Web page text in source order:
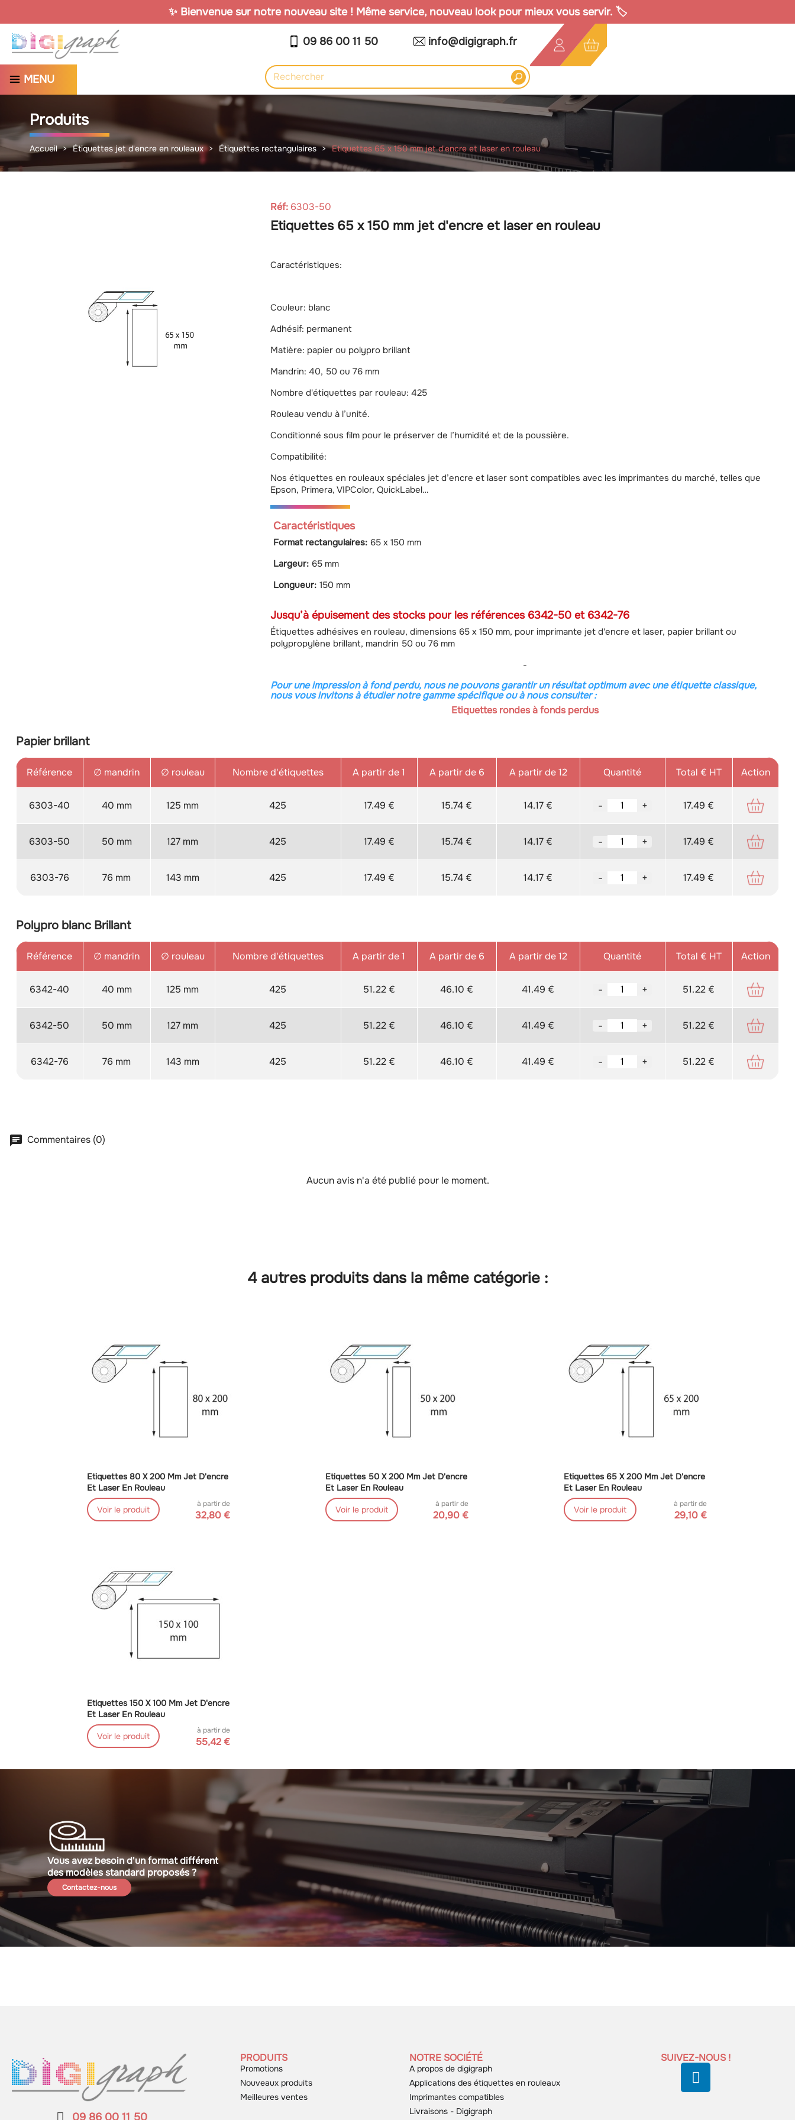
✨ Bienvenue sur notre nouveau site ! Même service, nouveau look pour mieux vous servir. 🏷️
MENU
09 86 00 11 50 info@digigraph.fr
Produits
Accueil Étiquettes jet d'encre en rouleaux Étiquettes rectangulaires Etiquettes 65 x 150 mm jet d'encre et laser en rouleau
Réf: 6303-50
Etiquettes 65 x 150 mm jet d'encre et laser en rouleau
Caractéristiques:
Couleur: blanc
Adhésif: permanent
Matière: papier ou polypro brillant
Mandrin: 40, 50 ou 76 mm
Nombre d'étiquettes par rouleau: 425
Rouleau vendu à l’unité.
Conditionné sous film pour le préserver de l’humidité et de la poussière.
Compatibilité:
Nos étiquettes en rouleaux spéciales jet d’encre et laser sont compatibles avec les imprimantes du marché, telles que
Epson, Primera, VIPColor, QuickLabel…
Caractéristiques
Format rectangulaires: 65 x 150 mm
Largeur: 65 mm
Longueur: 150 mm
Jusqu’à épuisement des stocks pour les références 6342-50 et 6342-76
Étiquettes adhésives en rouleau, dimensions 65 x 150 mm, pour imprimante jet d'encre et laser, papier brillant ou
polypropylène brillant, mandrin 50 ou 76 mm
-
Pour une impression à fond perdu, nous ne pouvons garantir un résultat optimum avec une étiquette classique,
nous vous invitons à étudier notre gamme spécifique ou à nous consulter :
Etiquettes rondes à fonds perdus
Papier brillant
Référence ∅ mandrin ∅ rouleau Nombre d'étiquettes A partir de 1 A partir de 6 A partir de 12 Quantité Total € HT Action
6303-40 40 mm 125 mm 425 17.49 € 15.74 € 14.17 € - + 17.49 €
6303-50 50 mm 127 mm 425 17.49 € 15.74 € 14.17 € - + 17.49 €
6303-76 76 mm 143 mm 425 17.49 € 15.74 € 14.17 € - + 17.49 €
Polypro blanc Brillant
Référence ∅ mandrin ∅ rouleau Nombre d'étiquettes A partir de 1 A partir de 6 A partir de 12 Quantité Total € HT Action
6342-40 40 mm 125 mm 425 51.22 € 46.10 € 41.49 € - + 51.22 €
6342-50 50 mm 127 mm 425 51.22 € 46.10 € 41.49 € - + 51.22 €
6342-76 76 mm 143 mm 425 51.22 € 46.10 € 41.49 € - + 51.22 €
Commentaires (0)
Aucun avis n'a été publié pour le moment.
4 autres produits dans la même catégorie :
Etiquettes 80 X 200 Mm Jet D'encre
Et Laser En Rouleau
Voir le produit
à partir de
32,80 €
Etiquettes 50 X 200 Mm Jet D'encre
Et Laser En Rouleau
Voir le produit
à partir de
20,90 €
Etiquettes 65 X 200 Mm Jet D'encre
Et Laser En Rouleau
Voir le produit
à partir de
29,10 €
Etiquettes 150 X 100 Mm Jet D'encre
Et Laser En Rouleau
Voir le produit
à partir de
55,42 €
Vous avez besoin d'un format différent
des modèles standard proposés ?
Contactez-nous
09 86 00 11 50
PRODUITS
Promotions
Nouveaux produits
Meilleures ventes
NOTRE SOCIÉTÉ
A propos de digigraph
Applications des étiquettes en rouleaux
Imprimantes compatibles
Livraisons - Digigraph
SUIVEZ-NOUS !